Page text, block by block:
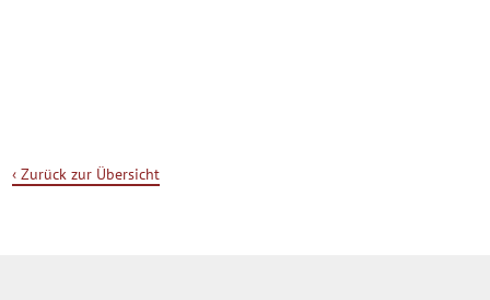
‹ Zurück zur Übersicht